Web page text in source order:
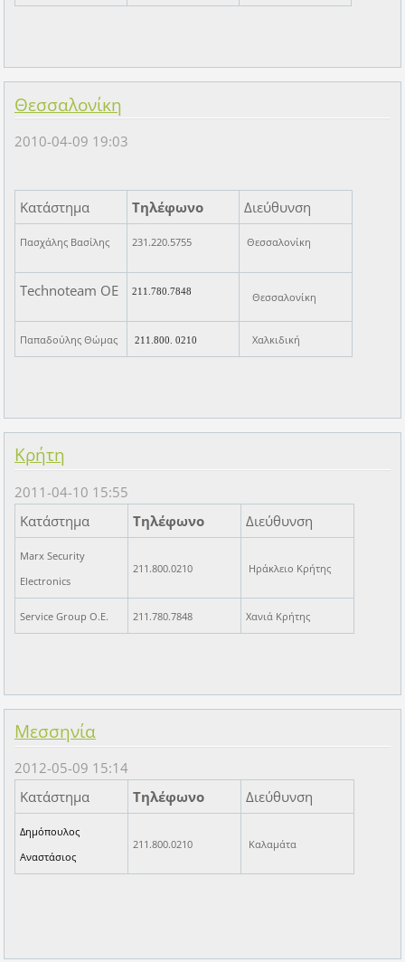
Θεσσαλονίκη
2010-04-09 19:03
Κατάστημα Τηλέφωνο Διεύθυνση
Πασχάλης Βασίλης 231.220.5755 Θεσσαλονίκη
Technoteam ΟΕ 211.780.7848 Θεσσαλονίκη
Παπαδούλης Θώμας 211.800. 0210 Χαλκιδική
Κρήτη
2011-04-10 15:55
Κατάστημα
Τηλέφωνο Διεύθυνση
Marx Security
Electronics
211.800.0210 Ηράκλειο Κρήτης
Service Group O.E. 211.780.7848 Χανιά Κρήτης
Μεσσηνία
2012-05-09 15:14
Κατάστημα
Τηλέφωνο Διεύθυνση
Δημόπουλος
Αναστάσιος
211.800.0210 Καλαμάτα